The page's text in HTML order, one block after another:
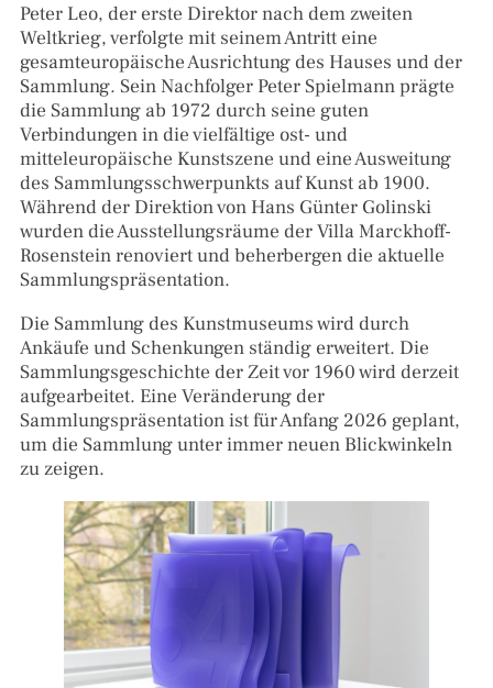
Peter Leo, der erste Direktor nach dem zweiten
Weltkrieg, verfolgte mit seinem Antritt eine
gesamteuropäische Ausrichtung des Hauses und der
Sammlung. Sein Nachfolger Peter Spielmann prägte
die Sammlung ab 1972 durch seine guten
Verbindungen in die vielfältige ost- und
mitteleuropäische Kunstszene und eine Ausweitung
des Sammlungsschwerpunkts auf Kunst ab 1900.
Während der Direktion von Hans Günter Golinski
wurden die Ausstellungsräume der Villa Marckhoff-
Rosenstein renoviert und beherbergen die aktuelle
Sammlungspräsentation.
Die Sammlung des Kunstmuseums wird durch
Ankäufe und Schenkungen ständig erweitert. Die
Sammlungsgeschichte der Zeit vor 1960 wird derzeit
aufgearbeitet. Eine Veränderung der
Sammlungspräsentation ist für Anfang 2026 geplant,
um die Sammlung unter immer neuen Blickwinkeln
zu zeigen.